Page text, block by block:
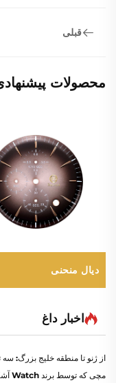
قبلی
محصولات
دیال منحنی
اخبار داغ
از ژنو تا منطقه خلیج بزرگ:
مچی که توسط برند Watch آشکار شده‌اند